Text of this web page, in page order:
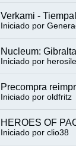
Verkami -
Iniciado por
Nucleum:
Iniciado por
Precompra
Iniciado por oldfritz
HEROES OF
Iniciado por clio38